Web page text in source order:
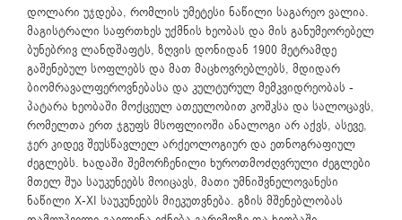
დოლარი უჯდება, რომლის უმეტესი ნაწილი საგარეო ვალია.
მაგისტრალი საფრთხეს უქმნის ხეობას და მის განუმეორებელ
ბუნებრივ ლანდშაფტს, ზღვის დონიდან 1900 მეტრამდე
გაშენებულ სოფლებს და მათ მაცხოვრებლებს, მდიდარ
ბიომრავალფეროვნებასა და კულტურულ მემკვიდრეობას -
პატარა ხეობაში მოქცეულ ათეულობით კოშკსა და სალოცავს,
რომელთა ერთ ჯგუფს მსოფლიოში ანალოგი არ აქვს, ასევე,
ჯერ კიდევ შეუსწავლელ არქეოლოგიურ და ეთნოგრაფიულ
ძეგლებს. ხადაში შემორჩენილი ხუროთმოძღვრული ძეგლები
მთელ შუა საუკუნეებს მოიცავს, მათი უმნიშვნელოვანესი
ნაწილი X-XI საუკუნეებს მიეკუთვნება. გზის მშენებლობას